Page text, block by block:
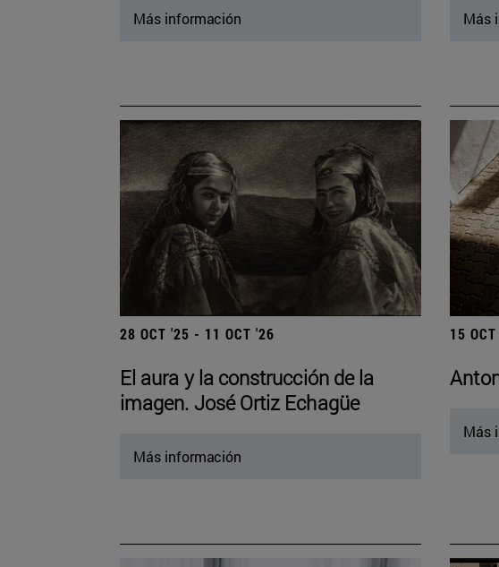
Más información Más
28 OCT '25 - 11 OCT '26
El aura y la construcción de la
imagen. José Ortiz Echagüe
Más información
15
Más